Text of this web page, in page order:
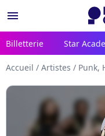
menu
Billetterie Star
Accueil / Artistes / Punk,